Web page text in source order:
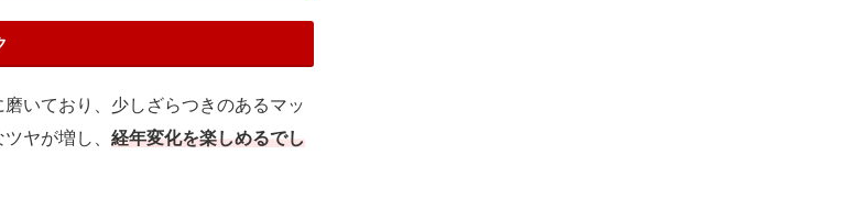
いており、少しざらつきのあるマッ
ヤが増し、 経年変化を楽しめるでし